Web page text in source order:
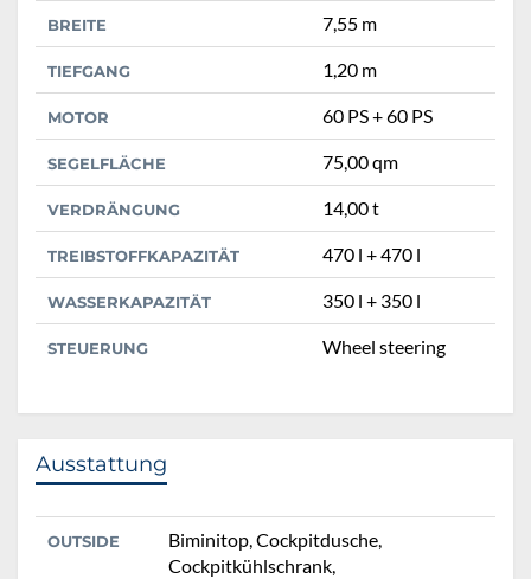
BREITE 7,55 m
TIEFGANG 1,20 m
MOTOR 60 PS + 60 PS
SEGELFLÄCHE 75,00 qm
VERDRÄNGUNG 14,00 t
TREIBSTOFFKAPAZITÄT 470 l + 470 l
WASSERKAPAZITÄT 350 l + 350 l
STEUERUNG Wheel steering
Ausstattung
OUTSIDE
Biminitop, Cockpitdusche,
Cockpitkühlschrank,